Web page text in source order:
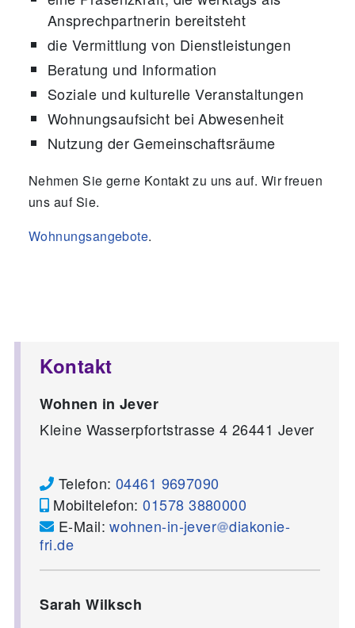
Kontakt
Wohnen in Jever
Kleine Wasserpfortstrasse 4 26441 Jever
Telefon: 04461 9697090
Mobiltelefon:01578 3880000
E-Mail:wohnen-in-jever
diakonie-
fri.de
Sarah Wilksch
Ansprechpartnerin bereitsteht
die Vermittlung von Dienstleistungen
Beratung und Information
Soziale und kulturelle Veranstaltungen
Wohnungsaufsicht bei Abwesenheit
Nutzung der Gemeinschaftsräume
Nehmen Sie gerne Kontakt zu uns auf. Wir freuen
uns auf Sie.
Wohnungsangebote.